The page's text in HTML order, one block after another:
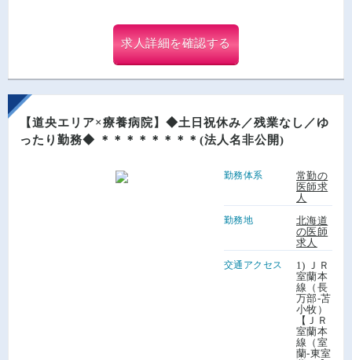
求人詳細を確認する
【道央エリア×療養病院】◆土日祝休み／残業なし／ゆ
ったり勤務◆ ＊＊＊＊＊＊＊＊(法人名非公開)
勤務体系
常勤の
医師求
人
勤務地
北海道
の医師
求人
交通アクセス
1) ＪＲ
室蘭本
線（長
万部-苫
小牧）
【ＪＲ
室蘭本
線（室
蘭-東室